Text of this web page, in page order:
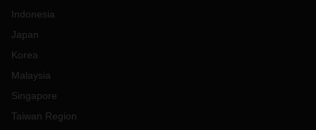
Indonesia
Japan
Korea
Malaysia
Singapore
Taiwan Region